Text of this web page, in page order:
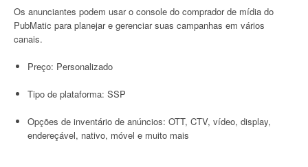
Os anunciantes podem usar o console do comprador de mídia do
PubMatic para planejar e gerenciar suas campanhas em vários
canais.
Preço: Personalizado
Tipo de plataforma: SSP
Opções de inventário de anúncios: OTT, CTV, vídeo, display,
endereçável, nativo, móvel e muito mais